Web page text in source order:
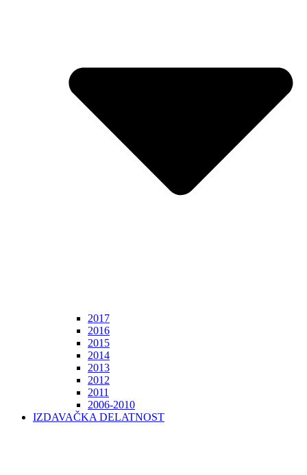
2017
2016
2015
2014
2013
2012
2011
2006-2010
IZDAVAČKA DELATNOST